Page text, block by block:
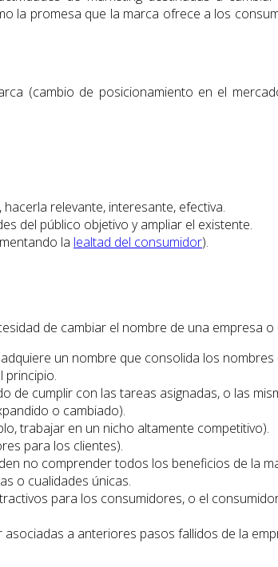
la promesa que la marca ofrece a los
(cambio de posicionamiento en el
relevante, interesante, efectiva.
del público objetivo y ampliar el existente.
la lealtad del consumidor).
de cambiar el nombre de una empresa
un nombre que consolida los
principio.
de cumplir con las tareas asignadas, o las
o cambiado).
trabajar en un nicho altamente competitivo).
para los clientes).
no comprender todos los beneficios de la
o cualidades únicas.
para los consumidores, o el
a anteriores pasos fallidos de la